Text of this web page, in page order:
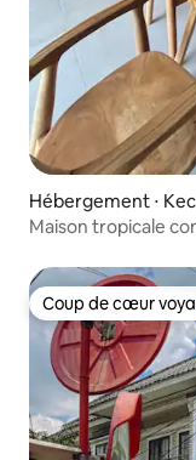
Hébergement ⋅
Maison tropicale
Coup de cœur
Coup de cœur